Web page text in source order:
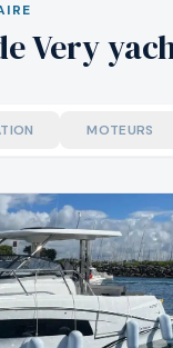
Very
MOTEURS